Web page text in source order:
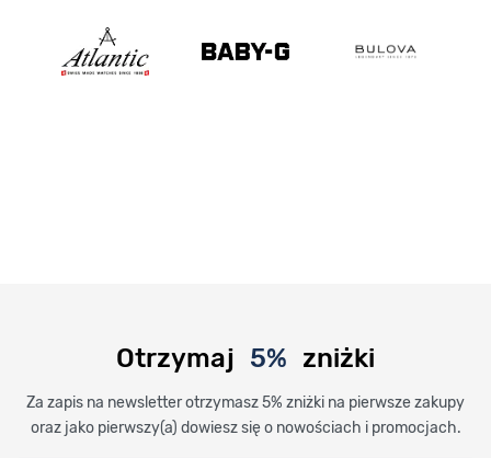
Otrzymaj 5% zniżki
Za zapis na newsletter otrzymasz 5% zniżki na pierwsze zakupy
oraz jako pierwszy(a) dowiesz się o nowościach i promocjach.